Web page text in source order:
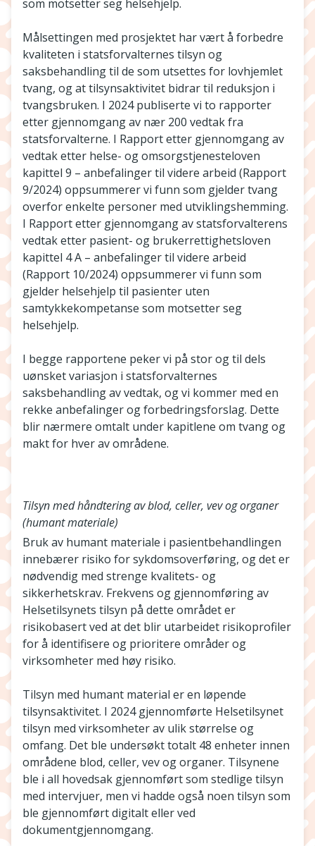
som motsetter seg helsehjelp.
Målsettingen med prosjektet har vært å forbedre
kvaliteten i statsforvalternes tilsyn og
saksbehandling til de som utsettes for lovhjemlet
tvang, og at tilsynsaktivitet bidrar til reduksjon i
tvangsbruken. I 2024 publiserte vi to rapporter
etter gjennomgang av nær 200 vedtak fra
statsforvalterne. I Rapport etter gjennomgang av
vedtak etter helse- og omsorgstjenesteloven
kapittel 9 – anbefalinger til videre arbeid (Rapport
9/2024) oppsummerer vi funn som gjelder tvang
overfor enkelte personer med utviklingshemming.
I Rapport etter gjennomgang av statsforvalterens
vedtak etter pasient- og brukerrettighetsloven
kapittel 4 A – anbefalinger til videre arbeid
(Rapport 10/2024) oppsummerer vi funn som
gjelder helsehjelp til pasienter uten
samtykkekompetanse som motsetter seg
helsehjelp.
I begge rapportene peker vi på stor og til dels
uønsket variasjon i statsforvalternes
saksbehandling av vedtak, og vi kommer med en
rekke anbefalinger og forbedringsforslag. Dette
blir nærmere omtalt under kapitlene om tvang og
makt for hver av områdene.
Tilsyn med håndtering av blod, celler, vev og organer
(humant materiale)
Bruk av humant materiale i pasientbehandlingen
innebærer risiko for sykdomsoverføring, og det er
nødvendig med strenge kvalitets- og
sikkerhetskrav. Frekvens og gjennomføring av
Helsetilsynets tilsyn på dette området er
risikobasert ved at det blir utarbeidet risikoprofiler
for å identifisere og prioritere områder og
virksomheter med høy risiko.
Tilsyn med humant material er en løpende
tilsynsaktivitet. I 2024 gjennomførte Helsetilsynet
tilsyn med virksomheter av ulik størrelse og
omfang. Det ble undersøkt totalt 48 enheter innen
områdene blod, celler, vev og organer. Tilsynene
ble i all hovedsak gjennomført som stedlige tilsyn
med intervjuer, men vi hadde også noen tilsyn som
ble gjennomført digitalt eller ved
dokumentgjennomgang.